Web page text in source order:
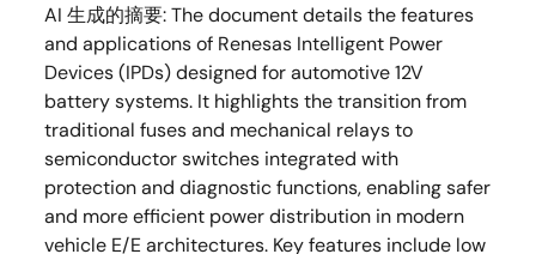
AI 生成的摘要:The document details the features
and applications of Renesas Intelligent Power
Devices (IPDs) designed for automotive 12V
battery systems. It highlights the transition from
traditional fuses and mechanical relays to
semiconductor switches integrated with
protection and diagnostic functions, enabling safer
and more efficient power distribution in modern
vehicle E/E architectures. Key features include low